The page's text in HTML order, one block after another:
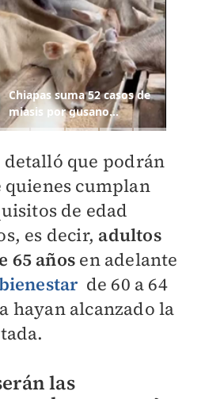
que podrán
cumplan
de edad
es decir, adultos
65 años en adelante
de 60 a 64
hayan alcanzado la
las